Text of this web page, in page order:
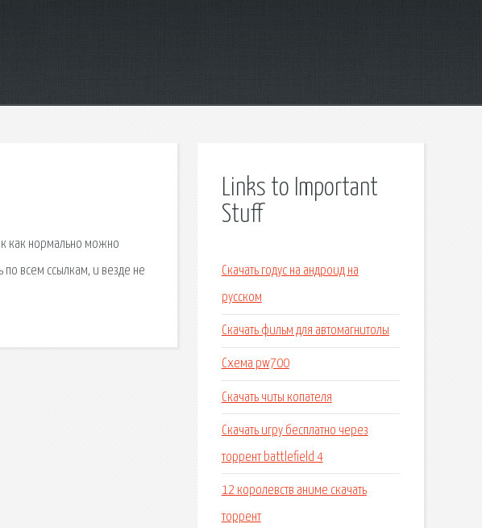
как нормально можно
по всем ссылкам, и везде не
Links to Important
Stuff
Скачать годус на андроид на
русском
Скачать фильм для автомагнитолы
Схема pw700
Скачать читы копателя
Скачать игру бесплатно через
торрент battlefield 4
12 королевств аниме скачать
торрент